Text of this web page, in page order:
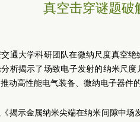
通大学科研团队在微纳尺度真空
析揭示了场致电子发射的纳米尺
动高性能电气装备、微纳电子器件
揭示金属纳米尖端在纳米间隙中场